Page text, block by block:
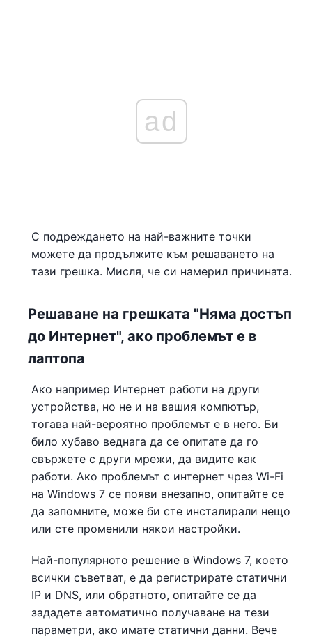
ad
С подреждането на най-важните точки
можете да продължите към решаването на
тази грешка. Мисля, че си намерил причината.
Решаване на грешката "Няма достъп
до Интернет", ако проблемът е в
лаптопа
Ако например Интернет работи на други
устройства, но не и на вашия компютър,
тогава най-вероятно проблемът е в него. Би
било хубаво веднага да се опитате да го
свържете с други мрежи, да видите как
работи. Ако проблемът с интернет чрез Wi-Fi
на Windows 7 се появи внезапно, опитайте се
да запомните, може би сте инсталирали нещо
или сте променили някои настройки.
Най-популярното решение в Windows 7, което
всички съветват, е да регистрирате статични
IP и DNS, или обратното, опитайте се да
зададете автоматично получаване на тези
параметри, ако имате статични данни. Вече